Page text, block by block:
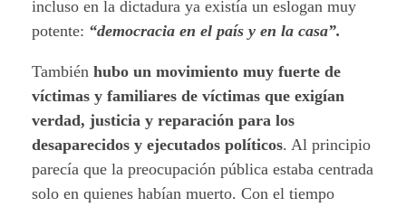
incluso en la dictadura ya existía un eslogan muy
potente: “democracia en el país y en la casa”.
También hubo un movimiento muy fuerte de
víctimas y familiares de víctimas que exigían
verdad, justicia y reparación para los
desaparecidos y ejecutados políticos. Al principio
parecía que la preocupación pública estaba centrada
solo en quienes habían muerto. Con el tiempo